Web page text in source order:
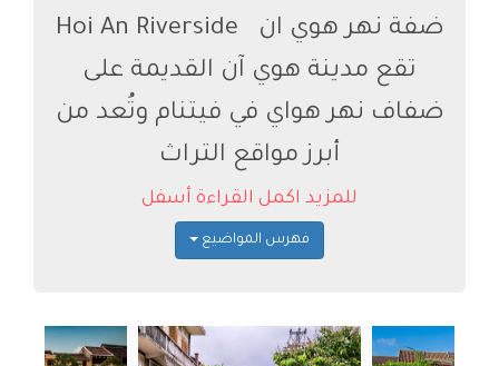
ضفة نهر هوي ان ‪‪Hoi An Riverside
تقع مدينة هوي آن القديمة على
ضفاف نهر هواي في فيتنام وتُعد من
أبرز مواقع التراث
للمزيد اكمل القراءة أسفل
فهرس المواضيع